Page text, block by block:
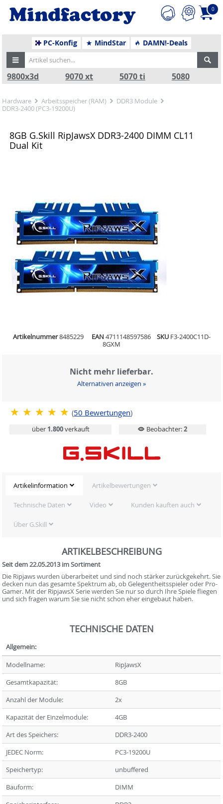
0
PC-Konfig MindStar DAMN!-Deals
9800x3d 9070 xt 5070 ti 5080
Hardware Arbeitsspeicher (RAM)
DDR3 Module
DDR3-2400 (PC3-19200U)
8GB G.Skill RipJawsX DDR3-2400 DIMM CL11
Dual Kit
Artikelnummer8485229 EAN 4711148597586 SKU F3-2400C11D-
8GXM
Nicht mehr lieferbar.
Alternativen anzeigen »
(50 Bewertungen)
über 1.800verkauft Beobachter:2
Artikelinformation Artikelbewertungen
Technische Daten Video Kunden kauften auch
Über G.Skill
ARTIKELBESCHREIBUNG
Seit dem 22.05.2013 im Sortiment
Die Ripjaws wurden überarbeitet und sind noch stärker zurückgekehrt. Sie
decken nun das gesamte Spektrum ab, ob Gelegentheitsspieler oder Pro-
Gamer. Mit der RipjawsX Serie werden Sie nur so durch Ihre Spiele fliegen
und sich fragen warum Sie sie nicht schon eher eingebaut haben.
TECHNISCHE DATEN
Allgemein:
Modellname:
RipJawsX
Gesamtkapazität:
8GB
Anzahl der Module:
2x
Kapazität der Einzelmodule:
4GB
Art des Speichers:
DDR3-2400
JEDEC Norm:
PC3-19200U
Speichertyp:
unbuffered
Bauform:
DIMM